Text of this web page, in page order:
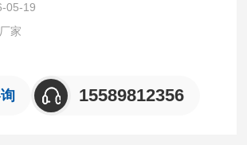
量，判断鲜奶的质量.
05-19
家
15589812356